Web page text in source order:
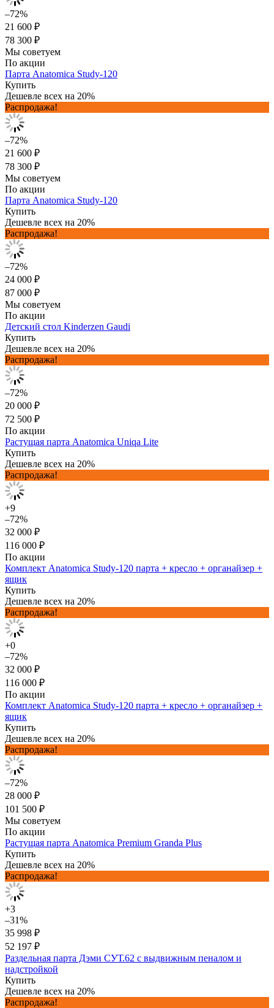
–72%
21 600 ₽
78 300 ₽
Мы советуем
По акции
Парта Anatomica Study-120
Купить
Дешевле всех на 20%
Распродажа!
–72%
21 600 ₽
78 300 ₽
Мы советуем
По акции
Парта Anatomica Study-120
Купить
Дешевле всех на 20%
Распродажа!
–72%
24 000 ₽
87 000 ₽
Мы советуем
По акции
Детский стол Kinderzen Gaudi
Купить
Дешевле всех на 20%
Распродажа!
–72%
20 000 ₽
72 500 ₽
По акции
Растущая парта Anatomica Uniqa Lite
Купить
Дешевле всех на 20%
Распродажа!
+9
–72%
32 000 ₽
116 000 ₽
По акции
Комплект Anatomica Study-120 парта + кресло + органайзер +
ящик
Купить
Дешевле всех на 20%
Распродажа!
+0
–72%
32 000 ₽
116 000 ₽
По акции
Комплект Anatomica Study-120 парта + кресло + органайзер +
ящик
Купить
Дешевле всех на 20%
Распродажа!
–72%
28 000 ₽
101 500 ₽
Мы советуем
По акции
Растущая парта Anatomica Premium Granda Plus
Купить
Дешевле всех на 20%
Распродажа!
+3
–31%
35 998 ₽
52 197 ₽
Раздельная парта Дэми СУТ.62 с выдвижным пеналом и
надстройкой
Купить
Дешевле всех на 20%
Распродажа!